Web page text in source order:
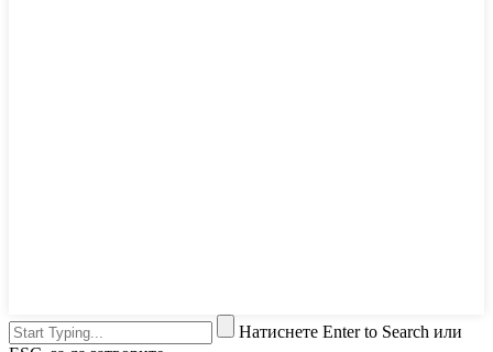
Натиснете Enter to Search или